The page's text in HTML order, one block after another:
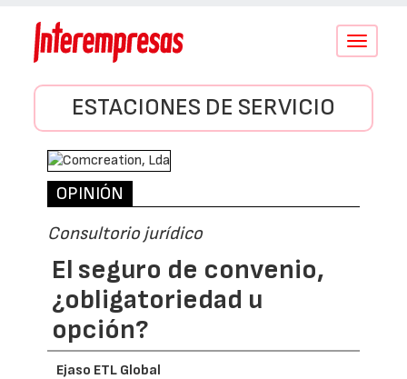
Conmutar
ESTACIONES DE SERVICIO
OPINIÓN
Consultorio jurídico
El seguro de convenio,
¿obligatoriedad u
opción?
Ejaso ETL Global